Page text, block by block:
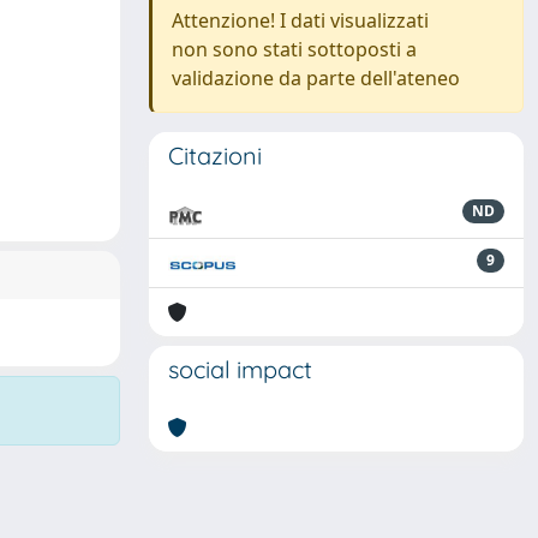
Attenzione! I dati visualizzati
non sono stati sottoposti a
validazione da parte dell'ateneo
Citazioni
ND
9
social impact